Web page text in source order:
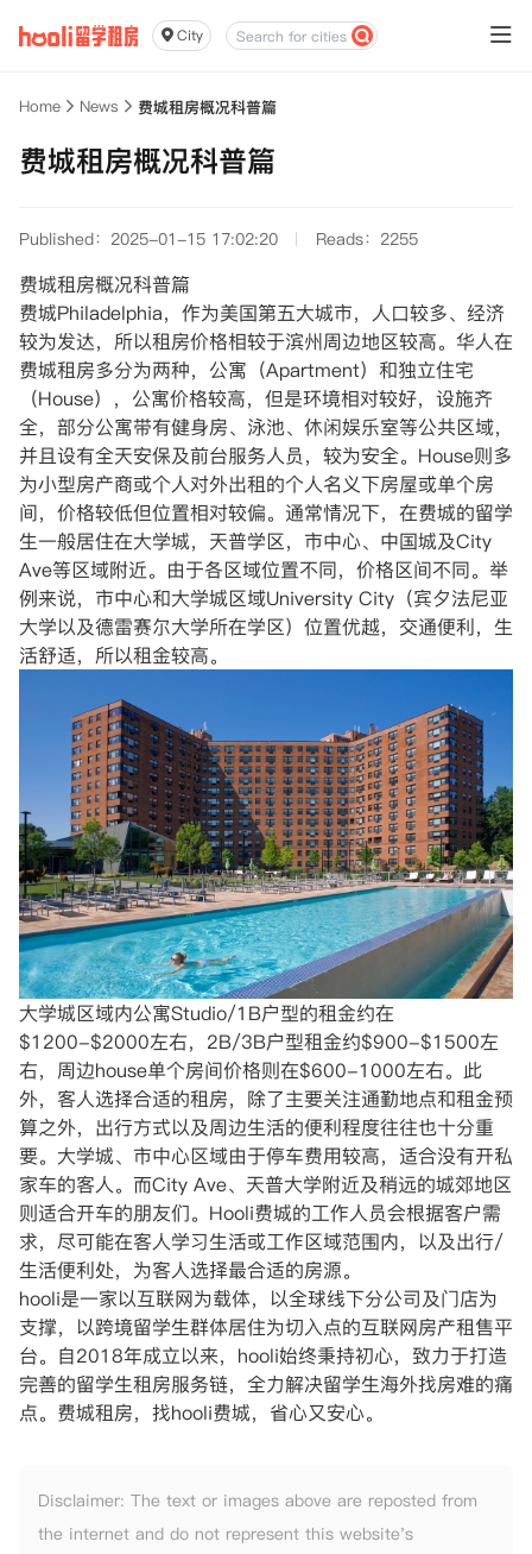
City
Home News 费城租房概况科普篇
费城租房概况科普篇
Published：2025-01-15 17:02:20 Reads：2255
费城租房概况科普篇
费城Philadelphia，作为美国第五大城市，人口较多、经济
较为发达，所以租房价格相较于滨州周边地区较高。华人在
费城租房多分为两种，公寓（Apartment）和独立住宅
（House），公寓价格较高，但是环境相对较好，设施齐
全，部分公寓带有健身房、泳池、休闲娱乐室等公共区域，
并且设有全天安保及前台服务人员，较为安全。House则多
为小型房产商或个人对外出租的个人名义下房屋或单个房
间，价格较低但位置相对较偏。通常情况下，在费城的留学
生一般居住在大学城，天普学区，市中心、中国城及City
Ave等区域附近。由于各区域位置不同，价格区间不同。举
例来说，市中心和大学城区域University City（宾夕法尼亚
大学以及德雷赛尔大学所在学区）位置优越，交通便利，生
活舒适，所以租金较高。
大学城区域内公寓Studio/1B户型的租金约在
$1200-$2000左右，2B/3B户型租金约$900-$1500左
右，周边house单个房间价格则在$600-1000左右。此
外，客人选择合适的租房，除了主要关注通勤地点和租金预
算之外，出行方式以及周边生活的便利程度往往也十分重
要。大学城、市中心区域由于停车费用较高，适合没有开私
家车的客人。而City Ave、天普大学附近及稍远的城郊地区
则适合开车的朋友们。Hooli费城的工作人员会根据客户需
求，尽可能在客人学习生活或工作区域范围内，以及出行/
生活便利处，为客人选择最合适的房源。
hooli是一家以互联网为载体，以全球线下分公司及门店为
支撑，以跨境留学生群体居住为切入点的互联网房产租售平
台。自2018年成立以来，hooli始终秉持初心，致力于打造
完善的留学生租房服务链，全力解决留学生海外找房难的痛
点。费城租房，找hooli费城，省心又安心。
Disclaimer: The text or images above are reposted from
the internet and do not represent this website's